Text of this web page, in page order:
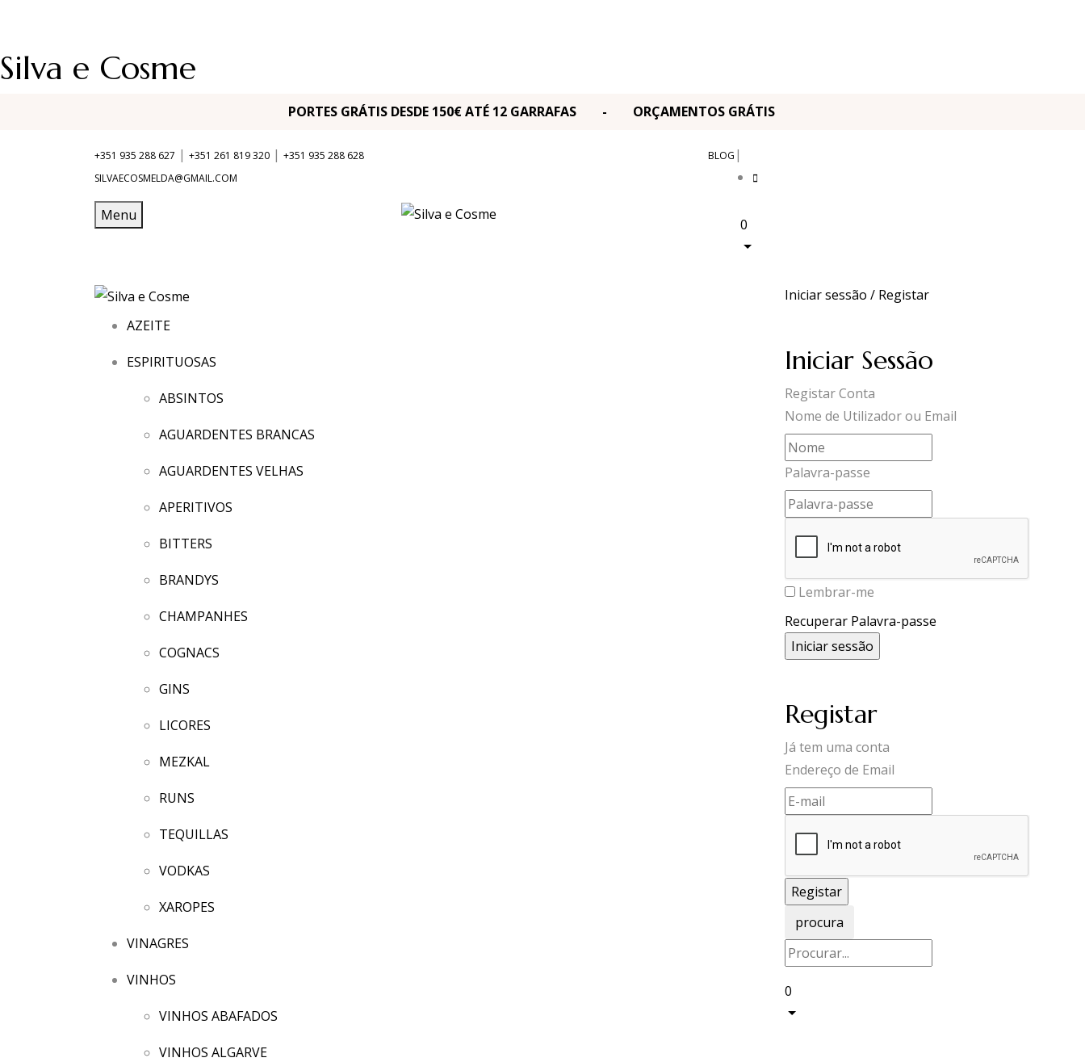
Silva e Cosme
PORTES GRÁTIS DESDE 150€ ATÉ 12 GARRAFAS - ORÇAMENTOS GRÁTIS
+351 935 288 627 | +351 261 819 320 | +351 935 288 628
SILVAECOSMELDA@GMAIL.COM
BLOG |
Menu
0
AZEITE
ESPIRITUOSAS
ABSINTOS
AGUARDENTES BRANCAS
AGUARDENTES VELHAS
APERITIVOS
BITTERS
BRANDYS
CHAMPANHES
COGNACS
GINS
LICORES
MEZKAL
RUNS
TEQUILLAS
VODKAS
XAROPES
VINAGRES
VINHOS
VINHOS ABAFADOS
VINHOS ALGARVE
Iniciar sessão / Registar
Iniciar Sessão
Registar Conta
Nome de Utilizador ou Email
Palavra-passe
Lembrar-me
Recuperar Palavra-passe
Registar
Já tem uma conta
Endereço de Email
procura
0